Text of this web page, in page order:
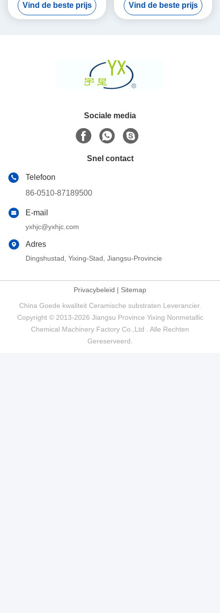
Vind de beste prijs
Corpusculaire Filter
Vind de beste prijs
Sociale media
Snel contact
Telefoon
86-0510-87189500
E-mail
yxhjc@yxhjc.com
Adres
Dingshustad, Yixing-Stad, Jiangsu-Provincie
Privacybeleid | Sitemap
China Goede kwaliteit Ceramische substraten Leverancier.
Copyright © 2013-2026 Jiangsu Province Yixing Nonmetallic
Chemical Machinery Factory Co.,Ltd . Alle Rechten
Gereserveerd.